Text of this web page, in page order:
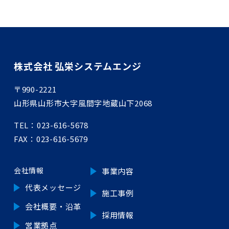
株式会社 弘栄システムエンジ
〒990-2221
山形県山形市大字風間字地蔵山下2068
TEL： 023-616-5678
FAX：023-616-5679
会社情報
代表メッセージ
会社概要・沿革
営業拠点
事業内容
施工事例
採用情報